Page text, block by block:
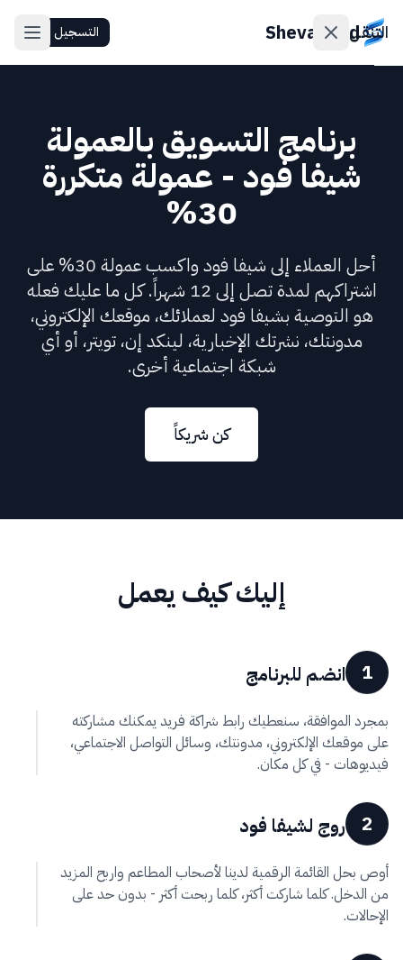
ShevaFood التسجيل التنقل
أحدث
الميزات
تسجيل
الدخول
برنامج التسويق بالعمولة
شيفا فود - عمولة متكررة
30%
أحل العملاء إلى شيفا فود واكسب عمولة 30% على
اشتراكهم لمدة تصل إلى 12 شهراً. كل ما عليك فعله
هو التوصية بشيفا فود لعملائك، موقعك الإلكتروني،
مدونتك، نشرتك الإخبارية، لينكد إن، تويتر، أو أي
شبكة اجتماعية أخرى.
كن شريكاً
إليك كيف يعمل
1 انضم للبرنامج
بمجرد الموافقة، سنعطيك رابط شراكة فريد يمكنك مشاركته
على موقعك الإلكتروني، مدونتك، وسائل التواصل الاجتماعي،
فيديوهات - في كل مكان.
2 روج لشيفا فود
أوص بحل القائمة الرقمية لدينا لأصحاب المطاعم واربح المزيد
من الدخل. كلما شاركت أكثر، كلما ربحت أكثر - بدون حد على
الإحالات.